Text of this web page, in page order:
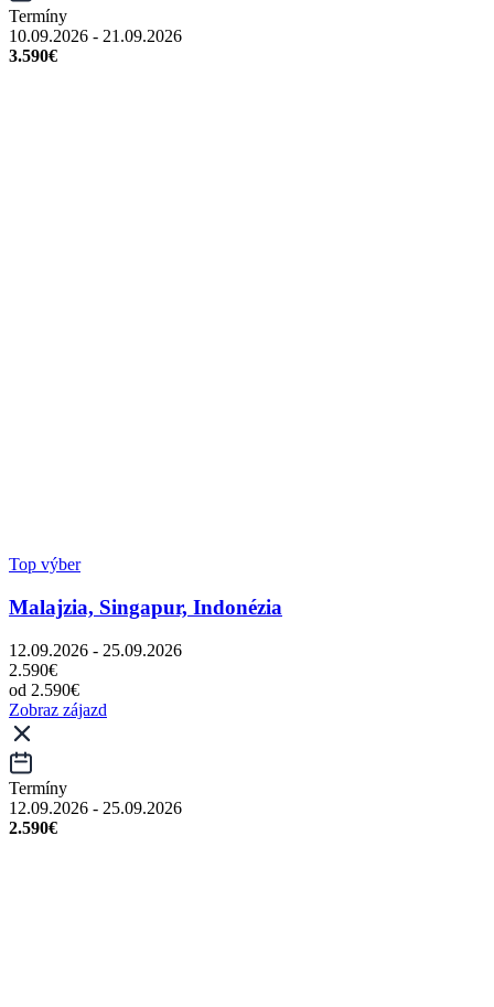
Termíny
10.09.2026 - 21.09.2026
3.590€
Top výber
Malajzia, Singapur, Indonézia
12.09.2026 - 25.09.2026
2.590€
od 2.590€
Zobraz zájazd
Termíny
12.09.2026 - 25.09.2026
2.590€